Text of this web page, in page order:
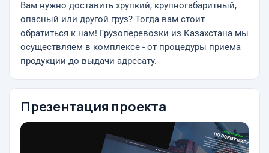
Вам нужно доставить хрупкий, крупногабаритный,
опасный или другой груз? Тогда вам стоит
обратиться к нам! Грузоперевозки из Казахстана мы
осуществляем в комплексе - от процедуры приема
продукции до выдачи адресату.
Презентация проекта